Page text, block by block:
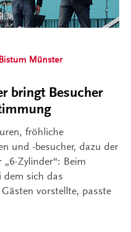
Bistum Münster
bringt Besucher
fröhliche
und -besucher, dazu der
„6-Zylinder“: Beim
dem sich das
vorstellte, passte